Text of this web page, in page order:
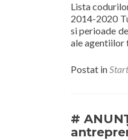
Lista
2014-2020
si perioade
ale agentiilor
Postat in
#